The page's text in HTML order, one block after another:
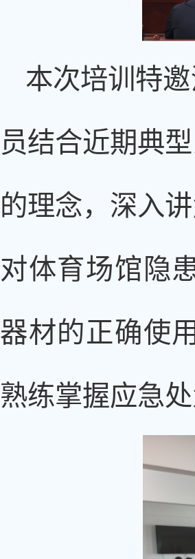
本次培训特
员结合近期典
的理念，深入
对体育场馆隐
器材的正确使
熟练掌握应急